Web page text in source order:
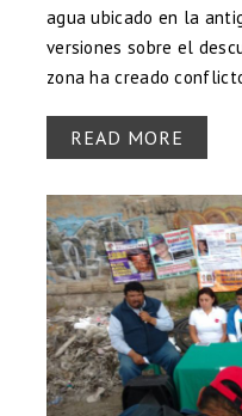
agua ubicado en la
versiones sobre el
zona ha creado
READ MORE